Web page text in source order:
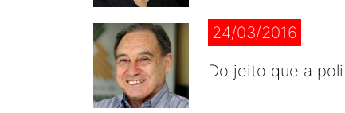
24/03/2016
Do jeito que a